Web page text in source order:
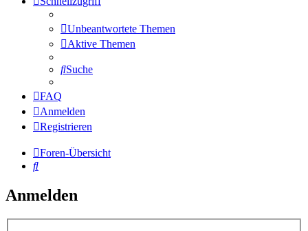
Unbeantwortete Themen
Aktive Themen
Suche
FAQ
Anmelden
Registrieren
Foren-Übersicht
Suche
Anmelden